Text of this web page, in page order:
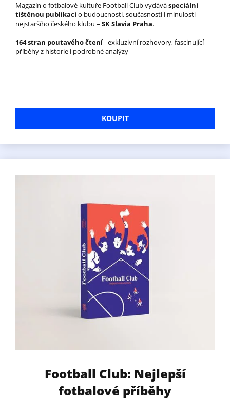
Magazín o fotbalové kultuře Football Club vydáváspeciální
tištěnou publikaci o budoucnosti, současnosti i minulosti
nejstaršího českého klubu – SK Slavia Praha.
164 stran poutavého čtení- exkluzivní rozhovory, fascinující
příběhy z historie i podrobné analýzy
KOUPIT
Football Club: Nejlepší
fotbalové příběhy